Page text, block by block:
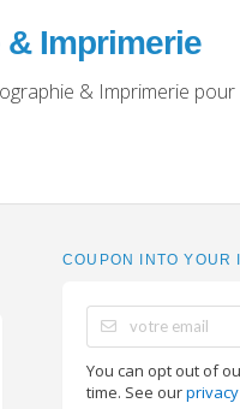
Imprimerie
& Imprimerie pour
COUPON INTO YOUR
You can opt out of
time. See our